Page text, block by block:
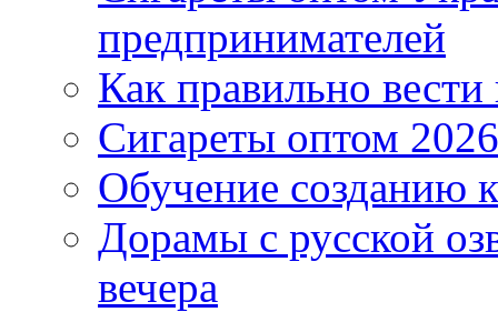
предпринимателей
Как правильно
Сигареты оптом
Обучение созданию
Дорамы с русской
вечера